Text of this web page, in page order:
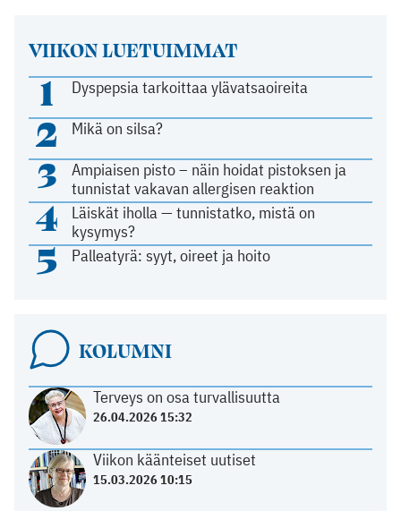
VIIKON LUETUIMMAT
1 Dyspepsia tarkoittaa ylävatsaoireita
2 Mikä on silsa?
3
Ampiaisen pisto – näin hoidat pistoksen ja
tunnistat vakavan allergisen reaktion
4
Läiskät iholla — tunnistatko, mistä on
kysymys?
5 Palleatyrä: syyt, oireet ja hoito
KOLUMNI
Terveys on osa turvallisuutta
26.04.2026 15:32
Viikon käänteiset uutiset
15.03.2026 10:15